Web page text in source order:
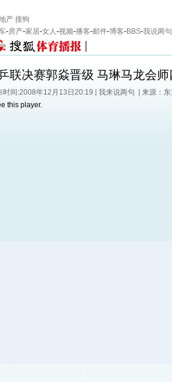
产 搜狗
-房产-家居-女人-视频-播客-邮件-博客-BBS-我说两句
联决赛郭焱晋级 马琳马龙会师
时间:2008年12月13日20:19 | 我来说两句
| 来源：
this player.